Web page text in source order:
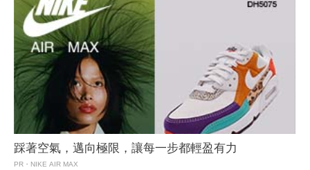
踩著空氣，邁向極限，讓每一步都輕盈有力
PR・NIKE AIR MAX